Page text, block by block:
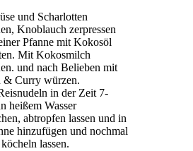
und Scharlotten
Knoblauch zerpressen
Pfanne mit Kokosöl
Mit Kokosmilch
und nach Belieben mit
& Curry würzen.
in der Zeit 7-
heißem Wasser
abtropfen lassen und in
hinzufügen und nochmal
lassen.